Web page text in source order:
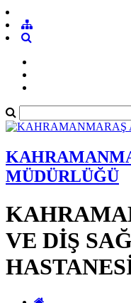
MÜDÜRLÜĞÜ
VE DİŞ